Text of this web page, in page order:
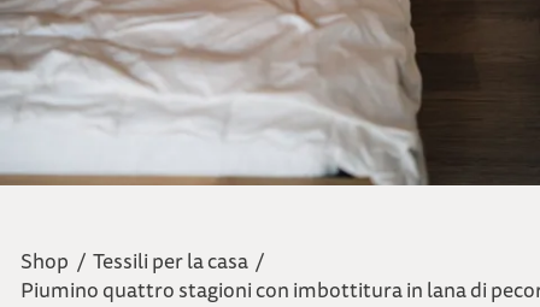
Shop / Tessili per la casa /
Piumino quattro stagioni con imbottitura in lana di